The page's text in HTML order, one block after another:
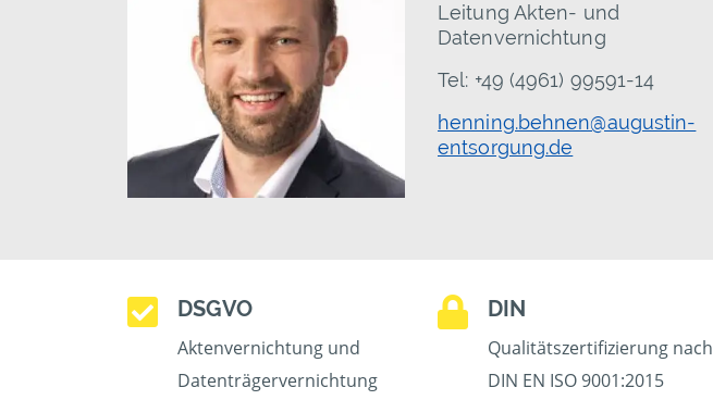
Leitung Akten- und
Datenvernichtung
Tel: +49 (4961) 99591-14
henning.behnen@augustin-
entsorgung.de
DSGVO
Aktenvernichtung und
Datenträgervernichtung
DIN
Qualitätszertifizierung nach
DIN EN ISO 9001:2015